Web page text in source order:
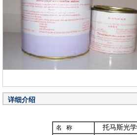
详细介绍
名 称 托马斯光